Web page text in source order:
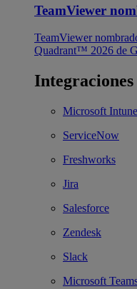
TeamViewer
TeamViewer
Quadrant™ 2026 de
Integraciones
Microsoft Intune
ServiceNow
Freshworks
Jira
Salesforce
Zendesk
Slack
Microsoft